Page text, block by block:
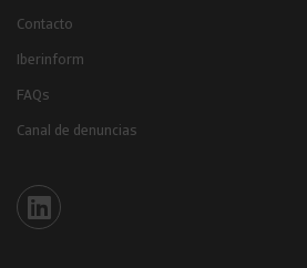
Contacto
Iberinform
FAQs
Canal de denuncias
Iberinform en Linkedin